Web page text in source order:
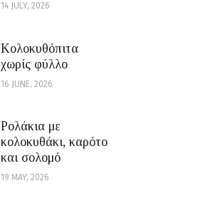
14 JULY, 2026
Κολοκυθόπιτα
χωρίς φύλλο
16 JUNE, 2026
Ρολάκια με
κολοκυθάκι, καρότο
και σολομό
19 MAY, 2026